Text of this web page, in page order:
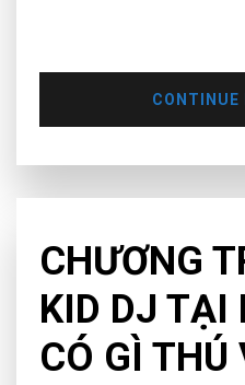
CONTINUE
CHƯƠNG
KID DJ TẠI
CÓ GÌ THÚ